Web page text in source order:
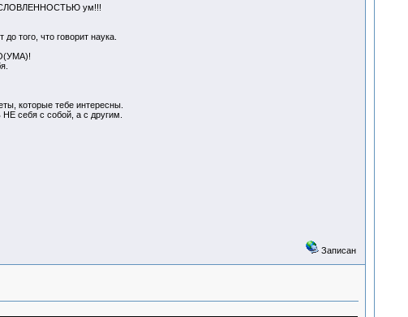
ум!!!
того, что говорит наука.
которые тебе интересны.
себя с собой, а с другим.
Записан